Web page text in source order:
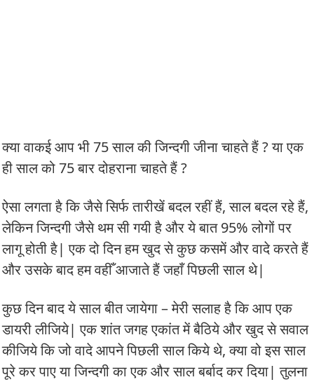
क्या वाकई आप भी 75 साल की जिन्दगी जीना चाहते हैं ? या एक
ही साल को 75 बार दोहराना चाहते हैं ?
ऐसा लगता है कि जैसे सिर्फ तारीखें बदल रहीं हैं, साल बदल रहे हैं,
लेकिन जिन्दगी जैसे थम सी गयी है और ये बात 95% लोगों पर
लागू होती है| एक दो दिन हम खुद से कुछ कसमें और वादे करते हैं
और उसके बाद हम वहीँ आजाते हैं जहाँ पिछली साल थे|
कुछ दिन बाद ये साल बीत जायेगा – मेरी सलाह है कि आप एक
डायरी लीजिये| एक शांत जगह एकांत में बैठिये और खुद से सवाल
कीजिये कि जो वादे आपने पिछली साल किये थे, क्या वो इस साल
पूरे कर पाए या जिन्दगी का एक और साल बर्बाद कर दिया| तुलना